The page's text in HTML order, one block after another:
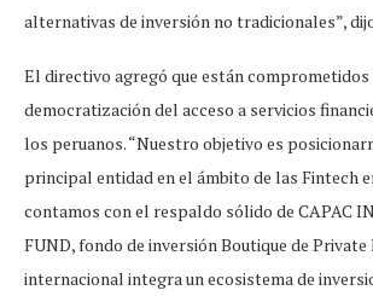
alternativas de inversión no tradicionales”,
El directivo agregó que están comprometidos
democratización del acceso a servicios
los peruanos. “Nuestro objetivo es
principal entidad en el ámbito de las Fintech
contamos con el respaldo sólido de CAPAC
FUND, fondo de inversión Boutique de
internacional integra un ecosistema de